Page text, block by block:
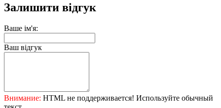
Залишити відгук
Ваше ім'я:
Ваш відгук
Внимание: HTML не поддерживается! Используйте обычный